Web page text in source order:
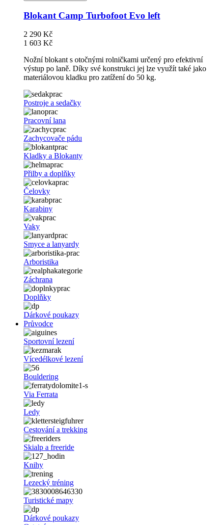
Blokant Camp Turbofoot Evo left
2 290 Kč
1 603 Kč
Nožní blokant s otočnými rolničkami určený pro efektivní
výstup po laně. Díky své konstrukci jej lze využít také jako
materiálovou kladku pro zatížení do 50 kg.
Postroje a sedačky
Pracovní lana
Zachycovače pádu
Kladky a Blokanty
Přilby a doplňky
Čelovky
Karabiny
Vaky
Smyce a lanyardy
Arboristika
Záchrana
Doplňky
Dárkové poukazy
Průvodce
Sportovní lezení
Vícedélkové lezení
Bouldering
Via Ferrata
Ledy
Cestování a trekking
Skialp a freeride
Knihy
Lezecký tréning
Turistické mapy
Dárkové poukazy